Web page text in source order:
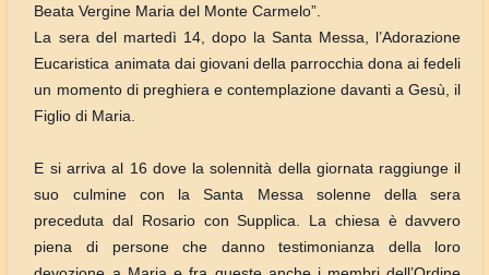
Beata Vergine Maria del Monte Carmelo”.
La sera del martedì 14, dopo la Santa Messa, l’Adorazione
Eucaristica animata dai giovani della parrocchia dona ai fedeli
un momento di preghiera e contemplazione davanti a Gesù, il
Figlio di Maria.
E si arriva al 16 dove la solennità della giornata raggiunge il
suo culmine con la Santa Messa solenne della sera
preceduta dal Rosario con Supplica. La chiesa è davvero
piena di persone che danno testimonianza della loro